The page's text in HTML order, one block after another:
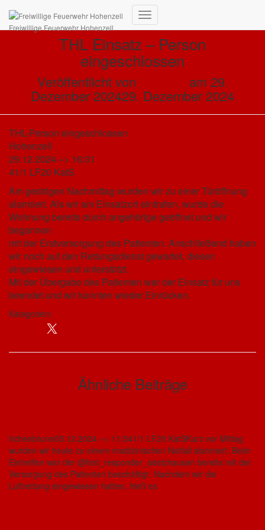
Freiwillige Feuerwehr Hohenzell
Navigation
umschalten
THL Einsatz – Person
eingeschlossen
Veröffentlicht von am 29.
Dezember 202429. Dezember 2024
THL-Person eingeschlossen
Hohenzell
29.12.2024 –> 16:31
41/1 LF20 KatS
Am gestrigen Nachmittag wurden wir zu einer Türöffnung
alarmiert. Als wir am Einsatzort eintrafen, wurde die
Wohnung bereits durch angehörige geöffnet und wir
begannen
mit der Erstversorgung des Patienten. Anschließend haben
wir noch auf den Rettungsdienst gewartet, diesen
eingewiesen und unterstützt.
Mit der Übergabe des Patienten war der Einsatz für uns
beendet und wir konnten wieder Einrücken.
Kategorien:
Ähnliche Beiträge
Irchenbrunn05.12.2024 –> 11:541/1 LF20 KatSKurz vor Mittag
wurden wir heute zu einem medizinischen Notfall alarmiert. Beim
Eintreffen war der @first_responder_adelzhausen bereits mit der
Versorgung des Patienten beschäftigt. Nachdem wir die
Luftrettung eingewiesen hatten, hieß es